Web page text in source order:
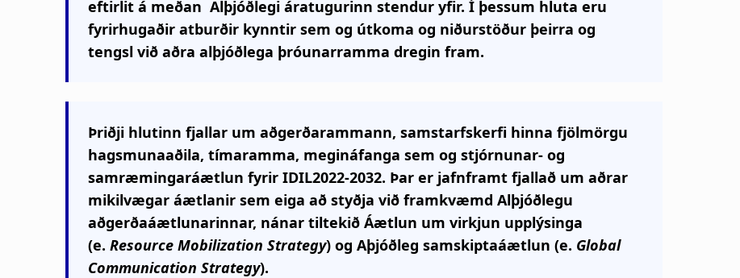
eftirlit á meðan Alþjóðlegi áratugurinn stendur yfir. Í þessum hluta eru
fyrirhugaðir atburðir kynntir sem og útkoma og niðurstöður þeirra og
tengsl við aðra alþjóðlega þróunarramma dregin fram.
Þriðji hlutinn fjallar um aðgerðarammann, samstarfskerfi hinna fjölmörgu
hagsmunaaðila, tímaramma, megináfanga sem og stjórnunar- og
samræmingaráætlun fyrir IDIL2022-2032. Þar er jafnframt fjallað um aðrar
mikilvægar áætlanir sem eiga að styðja við framkvæmd Alþjóðlegu
aðgerðaáætlunarinnar, nánar tiltekið Áætlun um virkjun upplýsinga
(e. Resource Mobilization Strategy) og Aþjóðleg samskiptaáætlun (e. Global
Communication Strategy).